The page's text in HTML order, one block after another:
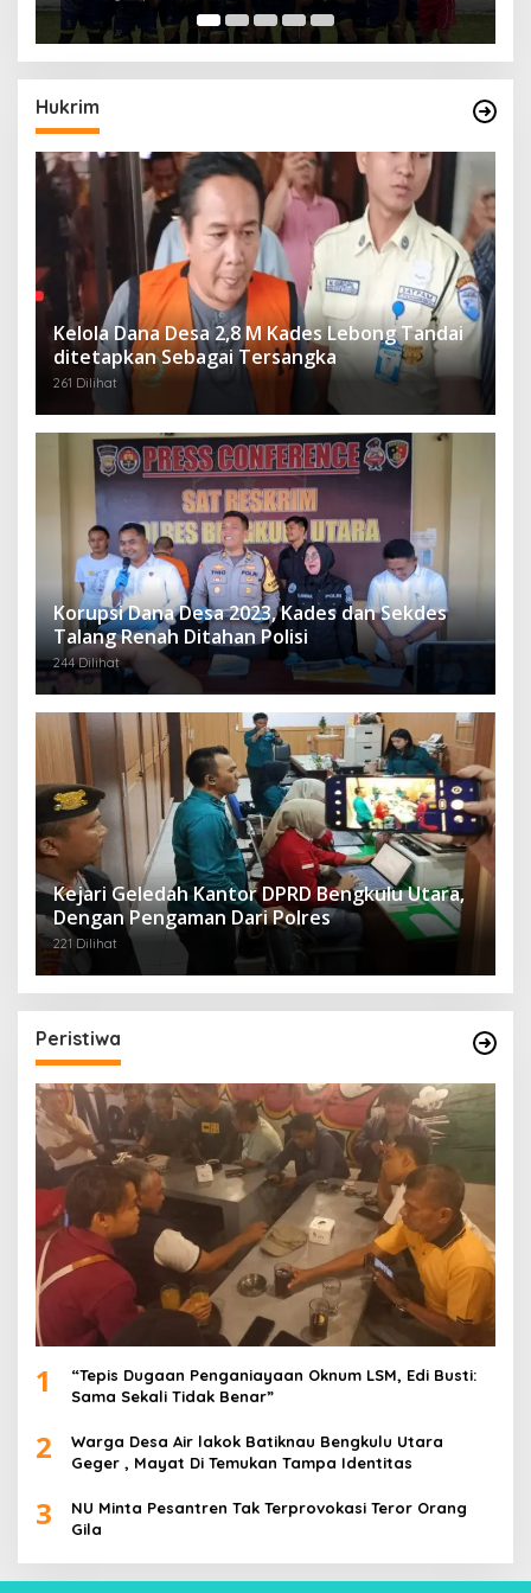
Hukrim
Kelola Dana Desa 2,8 M Kades Lebong Tandai
ditetapkan Sebagai Tersangka
261 Dilihat
Korupsi Dana Desa 2023, Kades dan Sekdes
Talang Renah Ditahan Polisi
244 Dilihat
Kejari Geledah Kantor DPRD Bengkulu Utara,
Dengan Pengaman Dari Polres
221 Dilihat
Peristiwa
1
“Tepis Dugaan Penganiayaan Oknum LSM, Edi Busti:
Sama Sekali Tidak Benar”
2
Warga Desa Air lakok Batiknau Bengkulu Utara
Geger , Mayat Di Temukan Tampa Identitas
3
NU Minta Pesantren Tak Terprovokasi Teror Orang
Gila